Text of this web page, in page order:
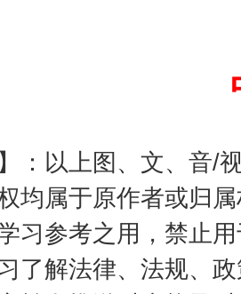
】：以上图、文、音/
均属于原作者或归
习参考之用，禁止
了解法律、法规、